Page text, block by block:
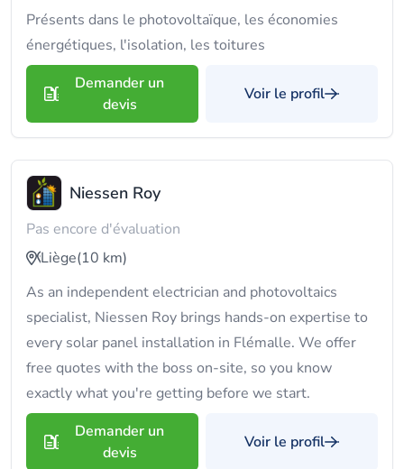
Présents dans le photovoltaïque, les économies
énergétiques, l'isolation, les toitures
Demander un
devis
Voir le profil
Niessen Roy
Pas encore d'évaluation
Liège(10 km)
As an independent electrician and photovoltaics
specialist, Niessen Roy brings hands-on expertise to
every solar panel installation in Flémalle. We offer
free quotes with the boss on-site, so you know
exactly what you're getting before we start.
Demander un
devis
Voir le profil